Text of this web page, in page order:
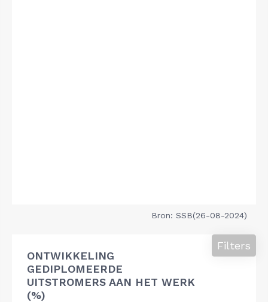
Bron: SSB(26-08-2024)
ONTWIKKELING
GEDIPLOMEERDE
UITSTROMERS AAN HET WERK
(%)
Filters